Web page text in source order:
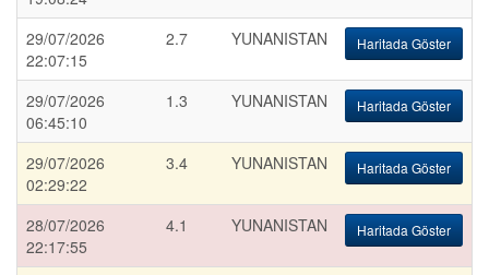
29/07/2026
22:07:15
2.7 YUNANISTAN Haritada Göster
29/07/2026
06:45:10
1.3 YUNANISTAN Haritada Göster
29/07/2026
02:29:22
3.4 YUNANISTAN Haritada Göster
28/07/2026
22:17:55
4.1 YUNANISTAN Haritada Göster